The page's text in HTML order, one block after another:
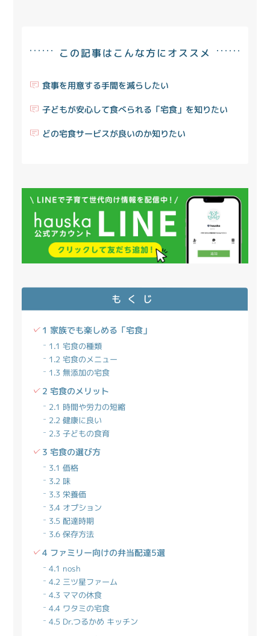
この記事はこんな方にオススメ
食事を用意する手間を減らしたい
子どもが安心して食べられる「宅食」を知りたい
どの宅食サービスが良いのか知りたい
もくじ
1 家族でも楽しめる「宅食」
1.1 宅食の種類
1.2 宅食のメニュー
1.3 無添加の宅食
2 宅食のメリット
2.1 時間や労力の短縮
2.2 健康に良い
2.3 子どもの食育
3 宅食の選び方
3.1 価格
3.2 味
3.3 栄養価
3.4 オプション
3.5 配達時期
3.6 保存方法
4 ファミリー向けの弁当配達5選
4.1 nosh
4.2 三ツ星ファーム
4.3 ママの休食
4.4 ワタミの宅食
4.5 Dr.つるかめ キッチン